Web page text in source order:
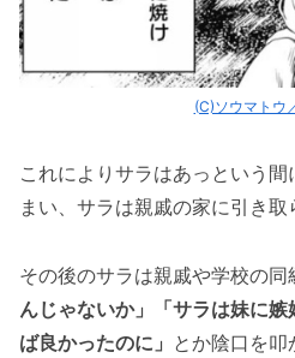
(C)ソウマトウ
これによりサラはあっという間
まい、サラは親戚の家に引き取
その後のサラは親戚や学校の同
んじゃないか」「サラは妹に
ば良かったのに」 とか陰口を